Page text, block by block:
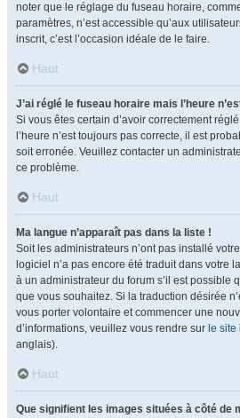
noter que le réglage du fuseau horaire,
paramètres, n’est accessible qu’aux
inscrit, c’est l’occasion idéale de le faire.
Haut
J’ai réglé le fuseau horaire mais l’heure
Si vous êtes certain d’avoir correctement
l’heure n’est toujours pas correcte, il est
soit erronée. Veuillez contacter un
ce problème.
Haut
Ma langue n’apparaît pas dans la liste !
Soit les administrateurs n’ont pas installé
logiciel n’a pas encore été traduit dans votre
à un administrateur du forum s’il est possible
que vous souhaitez. Si la traduction désirée
vous porter volontaire et commencer une
d’informations, veuillez vous rendre sur le
anglais).
Haut
Que signifient les images situées à côté de